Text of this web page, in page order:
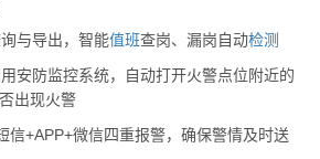
与导出，智能值班查岗、漏岗自动检测
安防监控系统，自动打开火警点位附近的
出现火警
信+APP+微信四重报警，确保警情及时送